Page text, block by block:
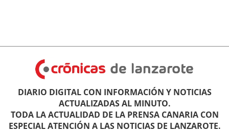
DIARIO DIGITAL CON INFORMACIÓN Y NOTICIAS
ACTUALIZADAS AL MINUTO.
TODA LA ACTUALIDAD DE LA PRENSA CANARIA CON
ESPECIAL ATENCIÓN A LAS NOTICIAS DE LANZAROTE.